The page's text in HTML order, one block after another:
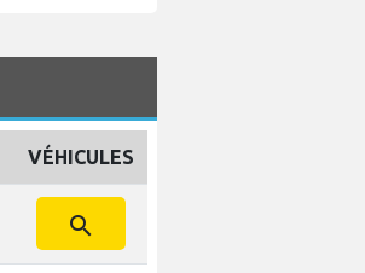
VÉHICULES
search